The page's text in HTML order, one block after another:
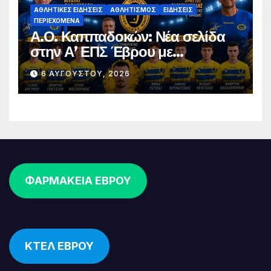
ΑΘΛΗΤΙΚΈΣ ΕΙΔΉΣΕΙΣ ΑΘΛΗΤΙΣΜΌΣ
ΕΙΔΉΣΕΙΣ
ΠΕΡΙΕΧΌΜΕΝΑ
Α.Ο. Καππαδοκών: Νέα σελίδα
στην Α’ ΕΠΣ Έβρου με
φιλοδοξίες, σταθερότητα και
επένδυση στη νέα γενιά
6 ΑΥΓΟΎΣΤΟΥ, 2026
ΦΑΡΜΑΚΕΙΑ ΕΒΡΟΥ
ΚΤΕΛ ΕΒΡΟΥ